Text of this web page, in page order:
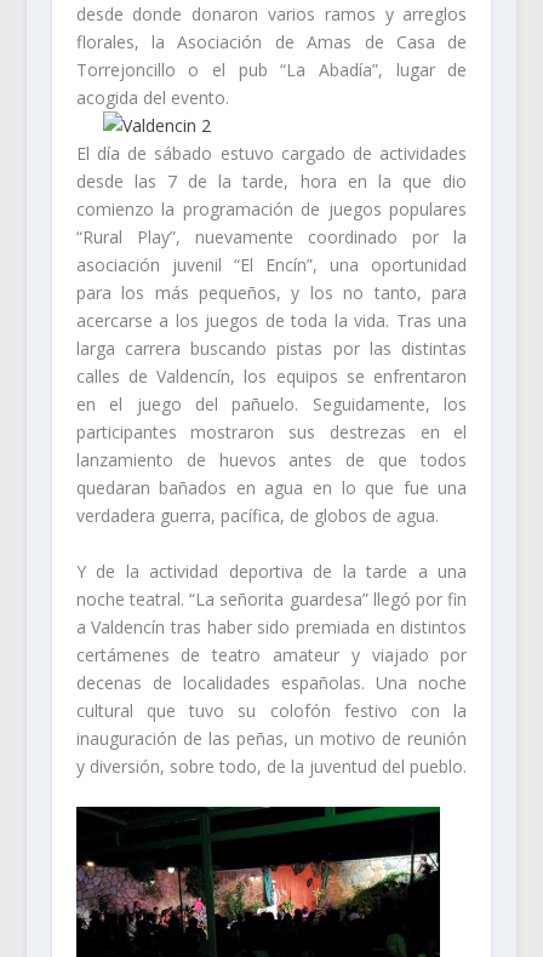
desde donde donaron varios ramos y arreglos
florales, la Asociación de Amas de Casa de
Torrejoncillo o el pub “La Abadía”, lugar de
acogida del evento.
El día de sábado estuvo cargado de actividades
desde las 7 de la tarde, hora en la que dio
comienzo la programación de juegos populares
“Rural Play”, nuevamente coordinado por la
asociación juvenil “El Encín”, una oportunidad
para los más pequeños, y los no tanto, para
acercarse a los juegos de toda la vida. Tras una
larga carrera buscando pistas por las distintas
calles de Valdencín, los equipos se enfrentaron
en el juego del pañuelo. Seguidamente, los
participantes mostraron sus destrezas en el
lanzamiento de huevos antes de que todos
quedaran bañados en agua en lo que fue una
verdadera guerra, pacífica, de globos de agua.
Y de la actividad deportiva de la tarde a una
noche teatral. “La señorita guardesa” llegó por fin
a Valdencín tras haber sido premiada en distintos
certámenes de teatro amateur y viajado por
decenas de localidades españolas. Una noche
cultural que tuvo su colofón festivo con la
inauguración de las peñas, un motivo de reunión
y diversión, sobre todo, de la juventud del pueblo.